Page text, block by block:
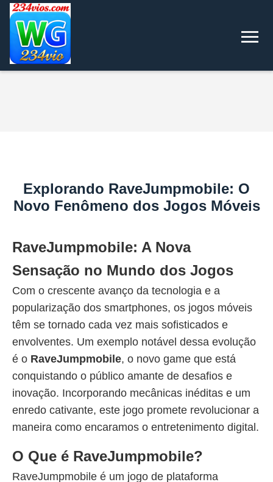
Explorando RaveJumpmobile: O
Novo Fenômeno dos Jogos Móveis
RaveJumpmobile: A Nova
Sensação no Mundo dos Jogos
Com o crescente avanço da tecnologia e a
popularização dos smartphones, os jogos móveis
têm se tornado cada vez mais sofisticados e
envolventes. Um exemplo notável dessa evolução
é o RaveJumpmobile, o novo game que está
conquistando o público amante de desafios e
inovação. Incorporando mecânicas inéditas e um
enredo cativante, este jogo promete revolucionar a
maneira como encaramos o entretenimento digital.
O Que é RaveJumpmobile?
RaveJumpmobile é um jogo de plataforma